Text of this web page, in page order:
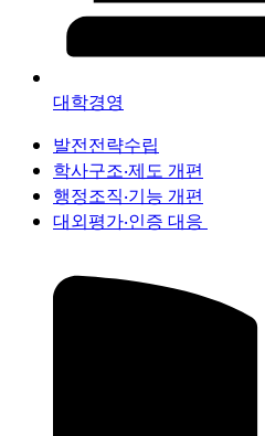
대학경영
발전전략수립
학사구조‧제도 개편
행정조직‧기능 개편
대외평가‧인증 대응